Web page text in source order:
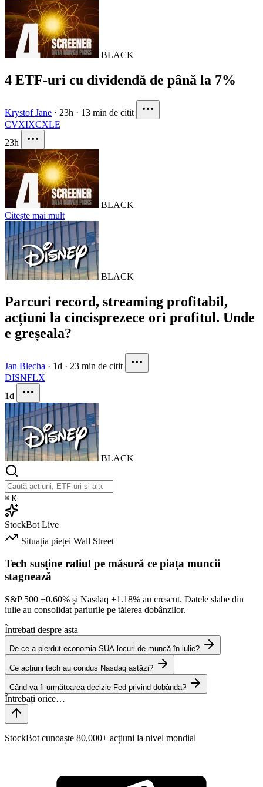
BLACK
4 ETF-uri cu dividendă de până la 7%
Krystof Jane · 23h · 13 min de citit
CVXIXCXLE
23h
BLACK
Citește mai mult
BLACK
Parcuri record, streaming profitabil,
acțiuni la cincisprezece ori profitul. Unde
e greșeala?
Jan Blecha · 1d · 23 min de citit
DISNFLX
1d
BLACK
⌘ K
StockBot Live
Situația pieței Wall Street
Tech susține raliul pe măsură ce piața muncii
stagnează
S&P 500 +0.60% și Nasdaq +1.18% au crescut. Datele slabe din
iulie au consolidat pariurile pe tăierea dobânzilor.
Întrebați despre asta
De ce a pierdut economia SUA locuri de muncă în iulie?
Ce acțiuni tech au condus Nasdaq astăzi?
Când va fi următoarea decizie Fed privind dobânda?
StockBot cunoaște 80,000+ acțiuni la nivel mondial